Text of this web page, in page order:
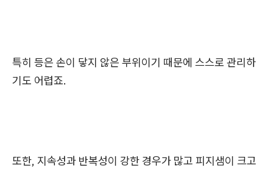
특히 등은 손이 닿지 않은 부위이기 때문에 스스로 관리하
기도 어렵죠.
또한, 지속성과 반복성이 강한 경우가 많고 피지샘이 크고